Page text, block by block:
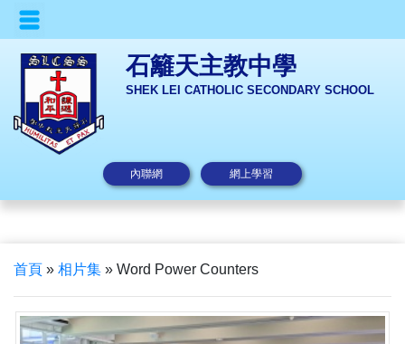
石籬天主教中學
SHEK LEI CATHOLIC SECONDARY SCHOOL
內聯網 網上學習
首頁 » 相片集 » Word Power Counters